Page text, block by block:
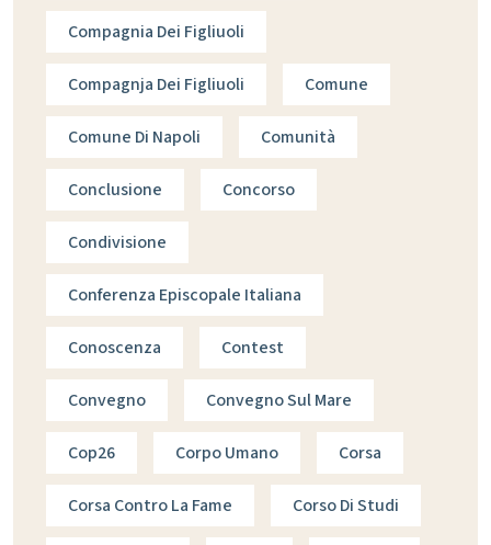
Compagnia Dei Figliuoli
Compagnja Dei Figliuoli Comune
Comune Di Napoli Comunità
Conclusione Concorso
Condivisione
Conferenza Episcopale Italiana
Conoscenza Contest
Convegno Convegno Sul Mare
Cop26 Corpo Umano Corsa
Corsa Contro La Fame Corso Di Studi